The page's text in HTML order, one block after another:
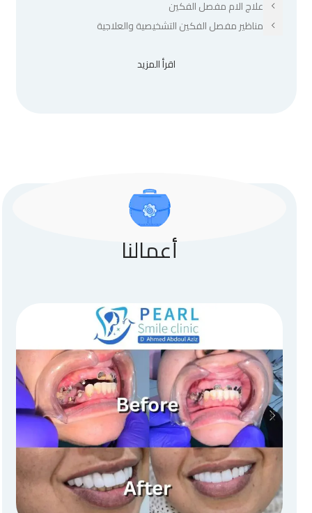
علاج الام مفصل الفكين
مناظير مفصل الفكين التشخيصية والعلاجية
اقرأ المزيد
أعمالنا